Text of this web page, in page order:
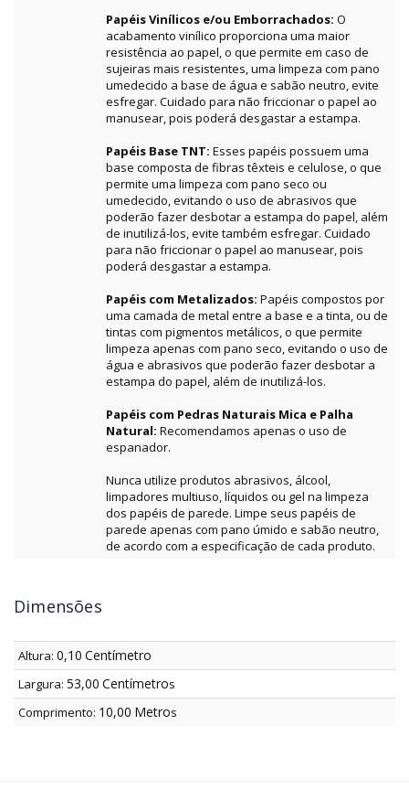
Papéis Vinílicos e/ou Emborrachados: O
acabamento vinílico proporciona uma maior
resistência ao papel, o que permite em caso de
sujeiras mais resistentes, uma limpeza com pano
umedecido a base de água e sabão neutro, evite
esfregar. Cuidado para não friccionar o papel ao
manusear, pois poderá desgastar a estampa.
Papéis Base TNT: Esses papéis possuem uma
base composta de fibras têxteis e celulose, o que
permite uma limpeza com pano seco ou
umedecido, evitando o uso de abrasivos que
poderão fazer desbotar a estampa do papel, além
de inutilizá-los, evite também esfregar. Cuidado
para não friccionar o papel ao manusear, pois
poderá desgastar a estampa.
Papéis com Metalizados: Papéis compostos por
uma camada de metal entre a base e a tinta, ou de
tintas com pigmentos metálicos, o que permite
limpeza apenas com pano seco, evitando o uso de
água e abrasivos que poderão fazer desbotar a
estampa do papel, além de inutilizá-los.
Papéis com Pedras Naturais Mica e Palha
Natural: Recomendamos apenas o uso de
espanador.
Nunca utilize produtos abrasivos, álcool,
limpadores multiuso, líquidos ou gel na limpeza
dos papéis de parede. Limpe seus papéis de
parede apenas com pano úmido e sabão neutro,
de acordo com a especificação de cada produto.
Dimensões
Altura: 0,10 Centímetro
Largura: 53,00 Centímetros
Comprimento: 10,00 Metros